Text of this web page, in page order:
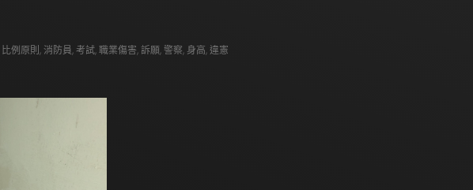
比例原則 ,消防員, 考試,職業傷害,訴願,警察, 身高,違憲